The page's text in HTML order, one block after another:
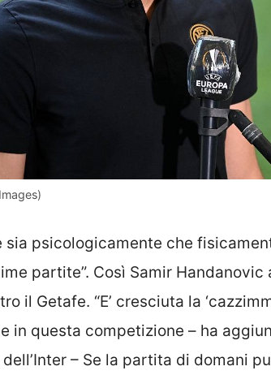
sia psicologicamente che
partite”. Così Samir
il Getafe. “E’ cresciuta la
in questa competizione – ha
– Se la partita di domani